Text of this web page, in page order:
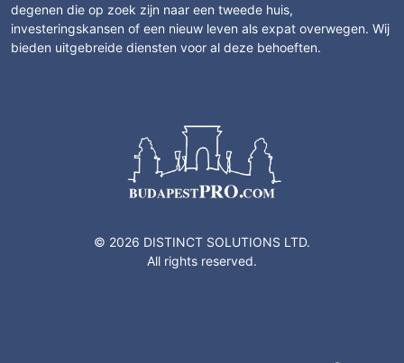
degenen die op zoek zijn naar een tweede huis,
investeringskansen of een nieuw leven als expat overwegen. Wij
bieden uitgebreide diensten voor al deze behoeften.
© 2026 DISTINCT SOLUTIONS LTD.
All rights reserved.